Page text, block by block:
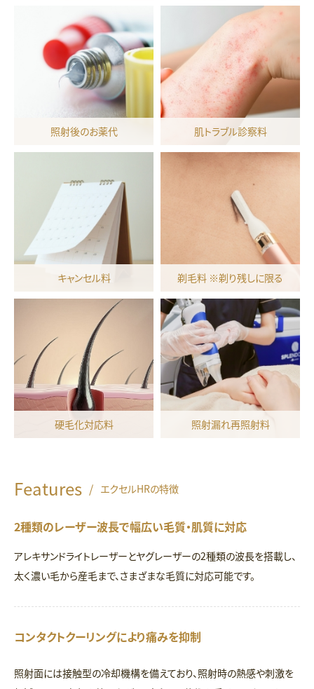
照射後のお薬代 肌トラブル診察料
キャンセル料 剃毛料 ※剃り残しに限る
硬毛化対応料 照射漏れ再照射料
Features / エクセルHRの特徴
2種類のレーザー波長で幅広い毛質・肌質に対応
アレキサンドライトレーザーとヤグレーザーの2種類の波長を搭載し、
太く濃い毛から産毛まで、さまざまな毛質に対応可能です。
コンタクトクーリングにより痛みを抑制
照射面には接触型の冷却機構を備えており、照射時の熱感や刺激を